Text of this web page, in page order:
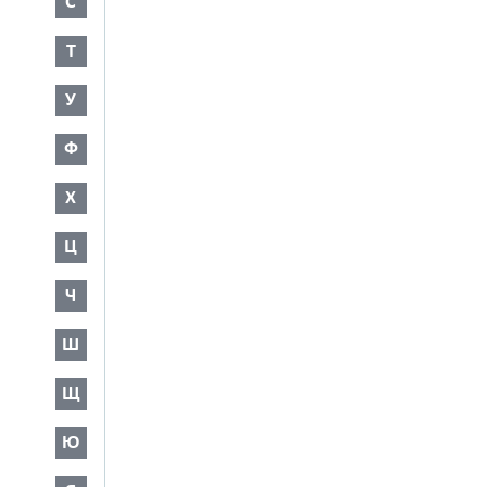
Т
У
Ф
Х
Ц
Ч
Ш
Щ
Ю